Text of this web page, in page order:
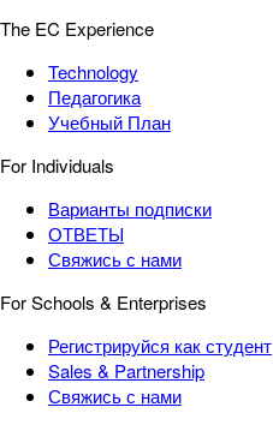
The EC Experience
Technology
Педагогика
Учебный План
For Individuals
Варианты подписки
ОТВЕТЫ
Свяжись с нами
For Schools & Enterprises
Регистрируйся как студент
Sales & Partnership
Свяжись с нами